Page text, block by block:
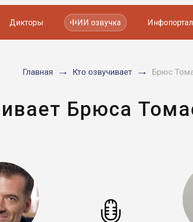
Мультфильмов
Дикторы ИИ озвучка Инфопортал
Главная Кто озвучивает Брюс
Брюса